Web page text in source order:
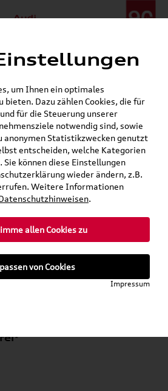
/ 870 72 87
19:00 Uhr Sa. 09:00 - 13:00 Uhr
Uhr Sa. 08:00 - 13:00 Uhr
Instagram WhatsApp E-Mail
um Ihnen ein optimales
bieten. Dazu zählen Cookies, die für
für die Steuerung unserer
notwendig sind, sowie
anonymen Statistikzwecken genutzt
entscheiden, welche Kategorien
Sie können diese Einstellungen
wieder ändern, z.B.
Weitere Informationen
.
allen Cookies zu
von Cookies
Impressum